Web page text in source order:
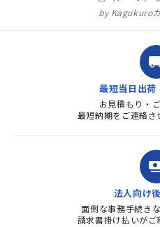
ュラル」とし
ました。商品
質・使いやす
す。また、リ
よろしくお...
Kagukuro
最短当日出荷
お見積もり・
最短納期をご連絡さ
法人向け
面倒な事務手続き
請求書掛け払いがご